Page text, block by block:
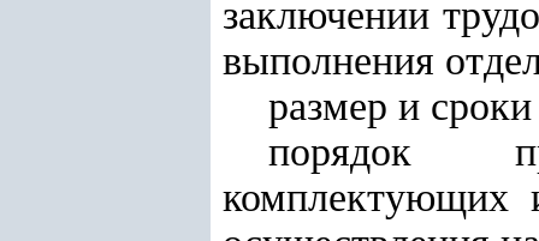
заключении
выполнения
размер и
порядок
комплектующих